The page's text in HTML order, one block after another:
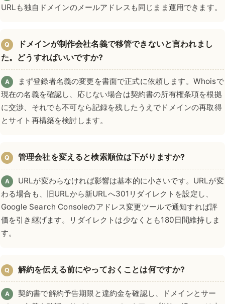
URLも独自ドメインのメールアドレスも同じまま運用できます。
Q
ドメインが制作会社名義で移管できないと言われまし
た。どうすればいいですか?
A
まず登録者名義の変更を書面で正式に依頼します。Whoisで
現在の名義を確認し、応じない場合は契約書の所有権条項を根拠
に交渉、それでも不可なら記録を残したうえでドメインの再取得
とサイト再構築を検討します。
Q 管理会社を変えると検索順位は下がりますか?
A
URLが変わらなければ影響は基本的に小さいです。URLが変
わる場合も、旧URLから新URLへ301リダイレクトを設定し、
Google Search Consoleのアドレス変更ツールで通知すれば評
価を引き継げます。リダイレクトは少なくとも180日間維持しま
す。
Q 解約を伝える前にやっておくことは何ですか?
A
契約書で解約予告期限と違約金を確認し、ドメインとサー